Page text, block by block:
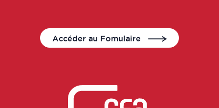
Accéder au Fomulaire